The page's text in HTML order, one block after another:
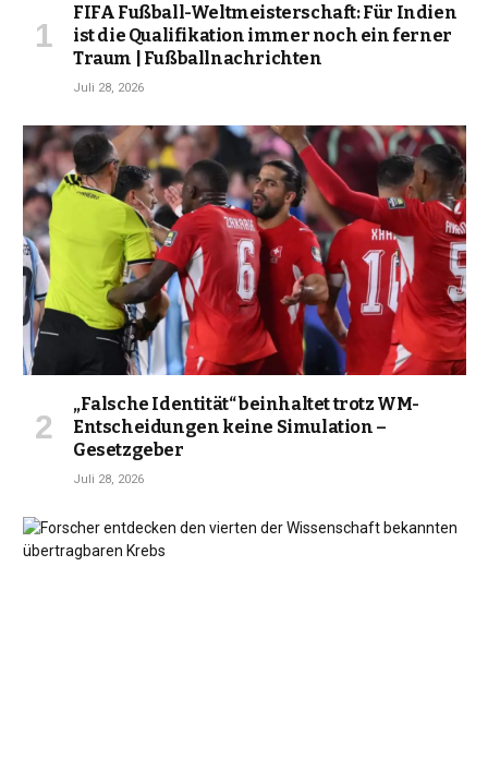
FIFA Fußball-Weltmeisterschaft: Für Indien
ist die Qualifikation immer noch ein ferner
Traum | Fußballnachrichten
Juli 28, 2026
„Falsche Identität“ beinhaltet trotz WM-
Entscheidungen keine Simulation –
Gesetzgeber
Juli 28, 2026